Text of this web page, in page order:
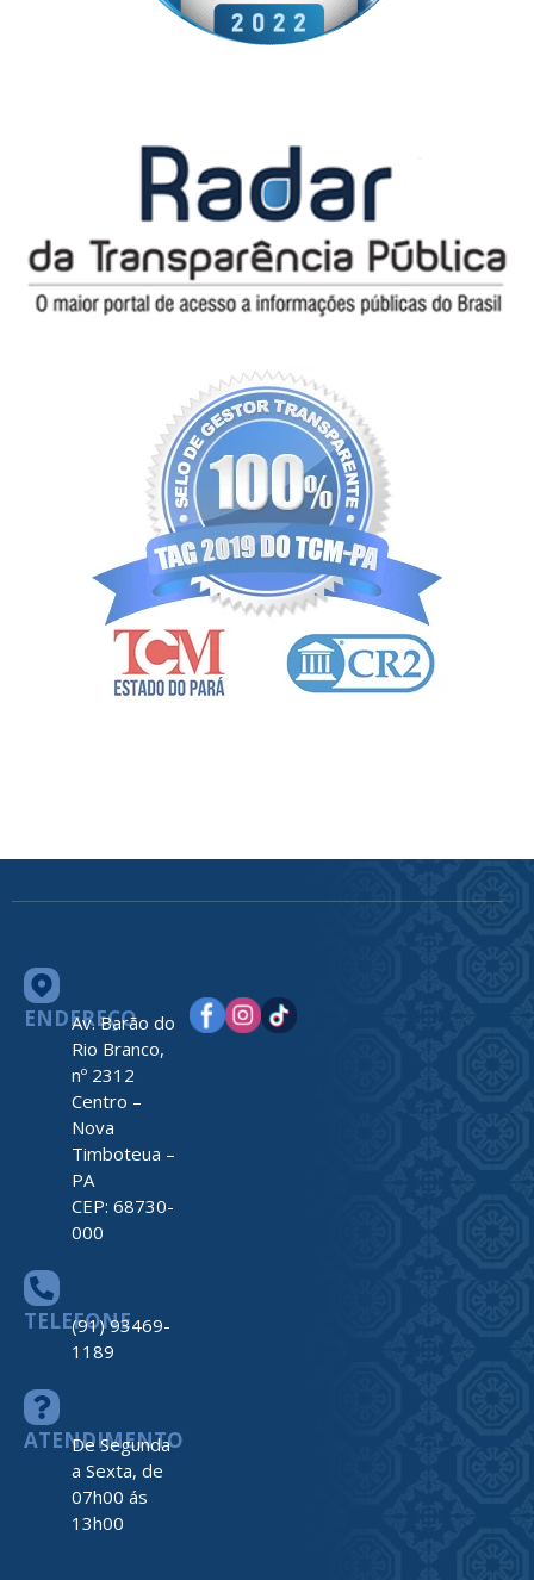
ENDEREÇO
Av. Barão do
Rio Branco,
nº 2312
Centro –
Nova
Timboteua –
PA
CEP: 68730-
000
TELEFONE
(91) 93469-
1189
ATENDIMENTO
De Segunda
a Sexta, de
07h00 ás
13h00